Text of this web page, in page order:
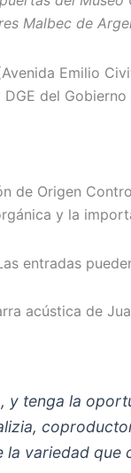
Malbec de
Emilio
del Gobierno
Origen
y la
entradas
acústica de
y tenga la
variedad que